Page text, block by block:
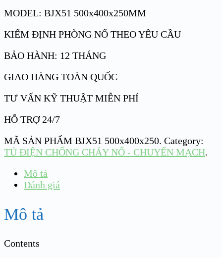
MODEL: BJX51 500x400x250MM
KIỂM ĐỊNH PHÒNG NỔ THEO YÊU CẦU
BẢO HÀNH: 12 THÁNG
GIAO HÀNG TOÀN QUỐC
TƯ VẤN KỸ THUẬT MIỄN PHÍ
HỖ TRỢ 24/7
MÃ SẢN PHẨM BJX51 500x400x250. Category:
TỦ ĐIỆN CHỐNG CHÁY NỔ - CHUYỂN MẠCH.
Mô tả
Đánh giá
Mô tả
Contents